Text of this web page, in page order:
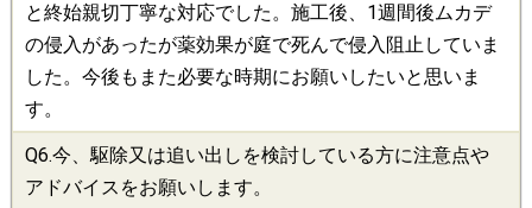
と終始親切丁寧な対応でした。施工後、1週間後ムカデ
の侵入があったが薬効果が庭で死んで侵入阻止していま
した。今後もまた必要な時期にお願いしたいと思いま
す。
Q6.今、駆除又は追い出しを検討している方に注意点や
アドバイスをお願いします。